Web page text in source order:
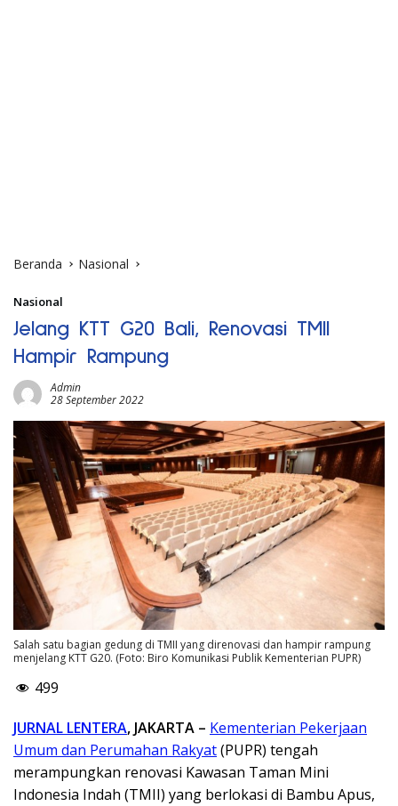
Beranda Nasional
Nasional
Jelang KTT G20 Bali, Renovasi TMII
Hampir Rampung
Admin
28 September 2022
Salah satu bagian gedung di TMII yang direnovasi dan hampir rampung
menjelang KTT G20. (Foto: Biro Komunikasi Publik Kementerian PUPR)
499
JURNAL LENTERA, JAKARTA – Kementerian Pekerjaan
Umum dan Perumahan Rakyat(PUPR) tengah
merampungkan renovasi Kawasan Taman Mini
Indonesia Indah (TMII) yang berlokasi di Bambu Apus,